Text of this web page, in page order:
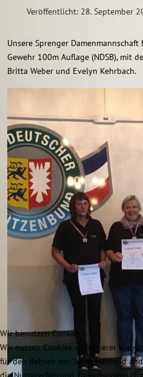
Veröffentlicht: 28. September
Unsere Sprenger
Gewehr 100m Auflage (NDSB), mit
Britta Weber und Evelyn Kehrbach.
Wir benutzen Cookies
Wir nutzen Cookies auf unserer
für den Betrieb der Seite, während